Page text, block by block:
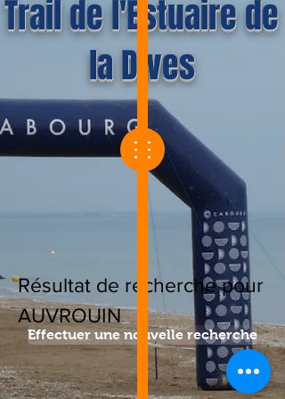
Trail de l'Estuaire de
la Dives
Résultat de recherche pour
AUVROUIN
Effectuer une nouvelle recherche